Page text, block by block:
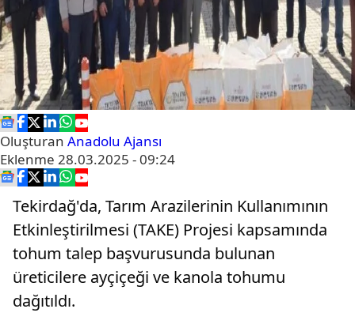
Oluşturan Anadolu Ajansı
Eklenme 28.03.2025 - 09:24
Tekirdağ'da, Tarım Arazilerinin Kullanımının
Etkinleştirilmesi (TAKE) Projesi kapsamında
tohum talep başvurusunda bulunan
üreticilere ayçiçeği ve kanola tohumu
dağıtıldı.